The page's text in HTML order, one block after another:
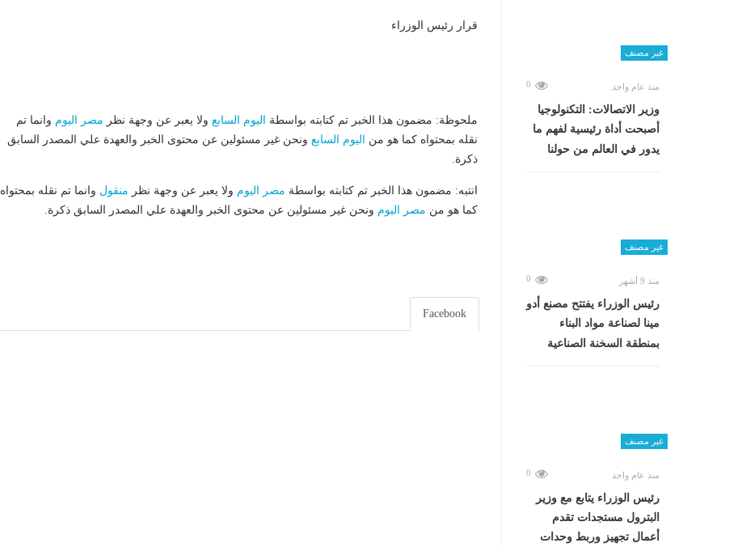
غير مصنف
منذ عام واحد 0
وزير الاتصالات: التكنولوجيا
أصبحت أداة رئيسية لفهم ما
يدور في العالم من حولنا
غير مصنف
منذ 9 أشهر 0
رئيس الوزراء يفتتح مصنع أدو
مينا لصناعة مواد البناء
بمنطقة السخنة الصناعية
غير مصنف
منذ عام واحد 0
رئيس الوزراء يتابع مع وزير
البترول مستجدات تقدم
أعمال تجهيز وربط وحدات
قرار رئيس الوزراء
ملحوظة: مضمون هذا الخبر تم كتابته بواسطة اليوم السابع ولا يعبر عن وجهة نظر مصر اليوم وانما تم
نقله بمحتواه كما هو من اليوم السابع ونحن غير مسئولين عن محتوى الخبر والعهدة علي المصدر السابق
ذكرة.
انتبه: مضمون هذا الخبر تم كتابته بواسطة مصر اليوم ولا يعبر عن وجهة نظر منقول وانما تم نقله بمحتواه
كما هو من مصر اليوم ونحن غير مسئولين عن محتوى الخبر والعهدة علي المصدر السابق ذكرة.
Facebook